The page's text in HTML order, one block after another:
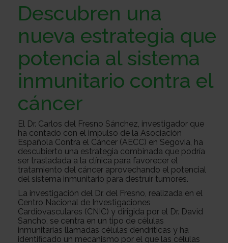
Sobre
nosotros
Colabora
Todo
sobre
el
cancer
Investigación
Transparencia
Trabaja
Descubren una
nueva estrategia que
potencia al sistema
inmunitario contra el
cáncer
El Dr. Carlos del Fresno Sánchez, investigador que
ha contado con el impulso de la Asociación
Española Contra el Cáncer (AECC) en Segovia, ha
descubierto una estrategia combinada que podría
ser trasladada a la clínica para favorecer el
tratamiento del cáncer aprovechando el potencial
del sistema inmunitario para destruir tumores.
La investigación del Dr. del Fresno, realizada en el
Centro Nacional de Investigaciones
Cardiovasculares (CNIC) y dirigida por el Dr. David
Sancho, se centra en un tipo de células
inmunitarias llamadas células dendríticas y ha
identificado un mecanismo por el que las células